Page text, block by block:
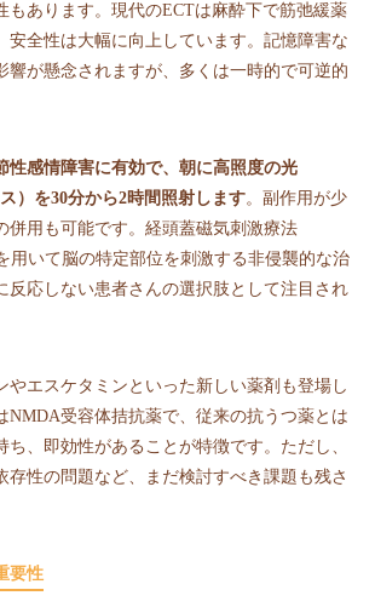
もあります。現代のECTは麻酔下で筋弛緩薬
安全性は大幅に向上しています。記憶障害な
響が懸念されますが、多くは一時的で可逆的
性感情障害に有効で、朝に高照度の光
ス）を30分から2時間照射します。副作用が少
併用も可能です。経頭蓋磁気刺激療法
用いて脳の特定部位を刺激する非侵襲的な治
反応しない患者さんの選択肢として注目され
やエスケタミンといった新しい薬剤も登場し
NMDA受容体拮抗薬で、従来の抗うつ薬とは
ち、即効性があることが特徴です。ただし、
存性の問題など、まだ検討すべき課題も残さ
要性